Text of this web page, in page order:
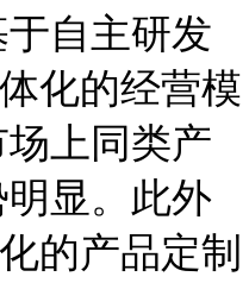
自主研发
化的经营模
上同类产
显。此外
的产品定制